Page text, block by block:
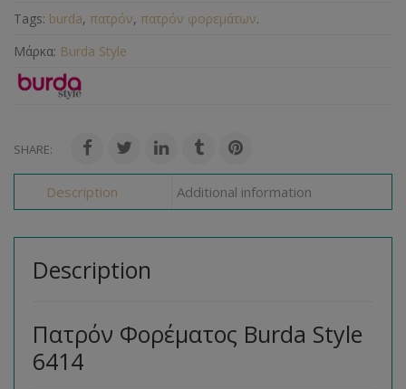
Tags: burda, πατρόν, πατρόν φορεμάτων.
Μάρκα: Burda Style
SHARE:
Description Additional information
Description
Πατρόν Φορέματος Burda Style
6414